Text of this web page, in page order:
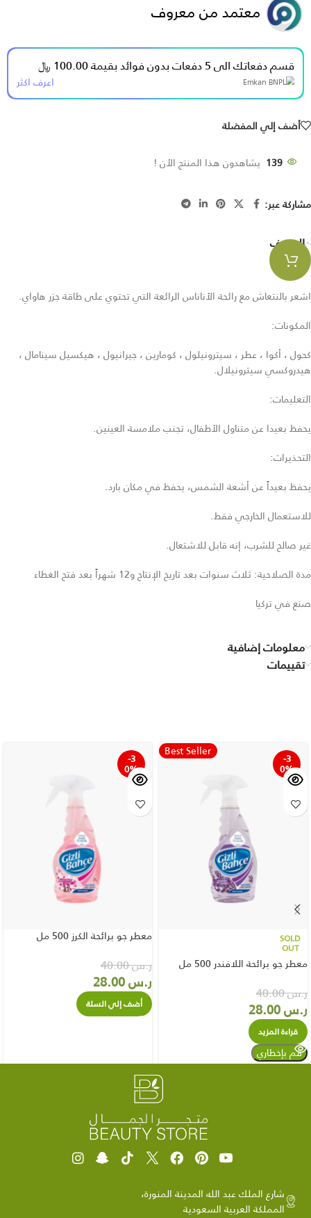
معتمد من معروف
قسم دفعاتك الى 5 دفعات بدون فوائد بقيمة 100.00 ﷼
اعرف اكثر
أضف إلي المفضلة
139 يشاهدون هذا المنتج الأن !
مشاركة عبر:
الوصف
اشعر بالنتعاش مع رائحة الأناناس الرائعة التي تحتوي على طاقة جزر هاواي.
المكونات:
كحول ، أكوا ، عطر ، سيترونيلول ، كومارين ، جيرانيول ، هيكسيل سينامال ،
هيدروكسي سيترونيلال.
التعليمات:
يحفظ بعيدا عن متناول الأطفال، تجنب ملامسة العينين.
التحذيرات:
يحفظ بعيداً عن أشعة الشمس، يحفظ في مكان بارد.
للاستعمال الخارجي فقط.
غير صالح للشرب، إنه قابل للاشتعال.
مدة الصلاحية: ثلاث سنوات بعد تاريخ الإنتاج و12 شهراً بعد فتح الغطاء
صنع في تركيا
معلومات إضافية
تقييمات
Best Seller
-3
0%
SOLD
OUT
معطر جو برائحة اللافندر 500 مل
ر.س40.00
ر.س
قراءة المزيد
-3
0%
معطر جو برائحة الكرز 500 مل
ر.س40.00
ر.س
أضف إلي السلة
شارع الملك عبد الله المدينة المنورة،
المملكة العربية السعودية